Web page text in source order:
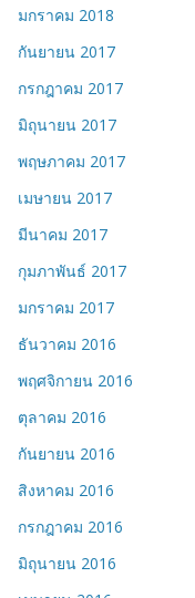
มกราคม 2018
กันยายน 2017
กรกฎาคม 2017
มิถุนายน 2017
พฤษภาคม 2017
เมษายน 2017
มีนาคม 2017
กุมภาพันธ์ 2017
มกราคม 2017
ธันวาคม 2016
พฤศจิกายน 2016
ตุลาคม 2016
กันยายน 2016
สิงหาคม 2016
กรกฎาคม 2016
มิถุนายน 2016